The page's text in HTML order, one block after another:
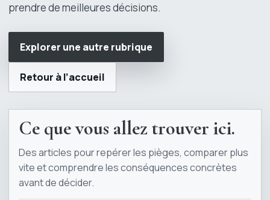
prendre de meilleures décisions.
Explorer une autre rubrique
Retour à l’accueil
Ce que vous allez trouver ici.
Des articles pour repérer les pièges, comparer plus
vite et comprendre les conséquences concrètes
avant de décider.